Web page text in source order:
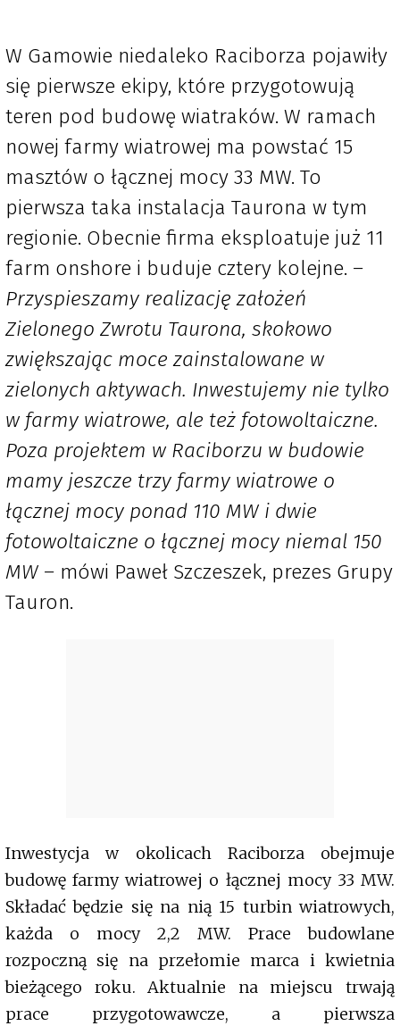
W Gamowie niedaleko Raciborza pojawiły
się pierwsze ekipy, które przygotowują
teren pod budowę wiatraków. W ramach
nowej farmy wiatrowej ma powstać 15
masztów o łącznej mocy 33 MW. To
pierwsza taka instalacja Taurona w tym
regionie. Obecnie firma eksploatuje już 11
farm onshore i buduje cztery kolejne. –
Przyspieszamy realizację założeń
Zielonego Zwrotu Taurona, skokowo
zwiększając moce zainstalowane w
zielonych aktywach. Inwestujemy nie tylko
w farmy wiatrowe, ale też fotowoltaiczne.
Poza projektem w Raciborzu w budowie
mamy jeszcze trzy farmy wiatrowe o
łącznej mocy ponad 110 MW i dwie
fotowoltaiczne o łącznej mocy niemal 150
MW – mówi Paweł Szczeszek, prezes Grupy
Tauron.
Inwestycja w okolicach Raciborza obejmuje
budowę farmy wiatrowej o łącznej mocy 33 MW.
Składać będzie się na nią 15 turbin wiatrowych,
każda o mocy 2,2 MW. Prace budowlane
rozpoczną się na przełomie marca i kwietnia
bieżącego roku. Aktualnie na miejscu trwają
prace przygotowawcze, a pierwsza